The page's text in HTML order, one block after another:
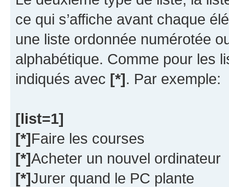
ce qui s’affiche avant chaque
une liste ordonnée numérotée
alphabétique. Comme pour les
indiqués avec [*]. Par exemple:
[list=1]
[*]Faire les courses
[*]Acheter un nouvel ordinateur
[*]Jurer quand le PC plante